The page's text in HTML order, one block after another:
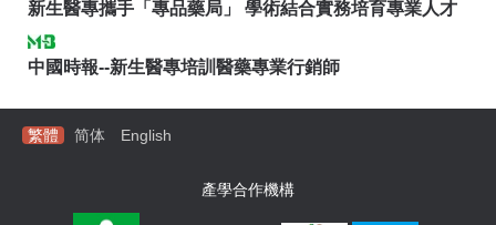
新生醫專攜手「專品藥局」 學術結合實務培育專業人才
中國時報--新生醫專培訓醫藥專業行銷師
繁體 简体 English
產學合作機構